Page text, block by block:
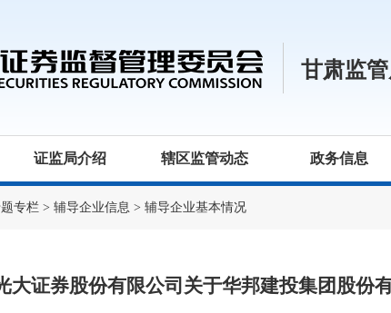
甘肃监
证监局介绍 辖区监管动态 政务信息
专栏 > 辅导企业信息 > 辅导企业基本情况
大证券股份有限公司关于华邦建投集团股份